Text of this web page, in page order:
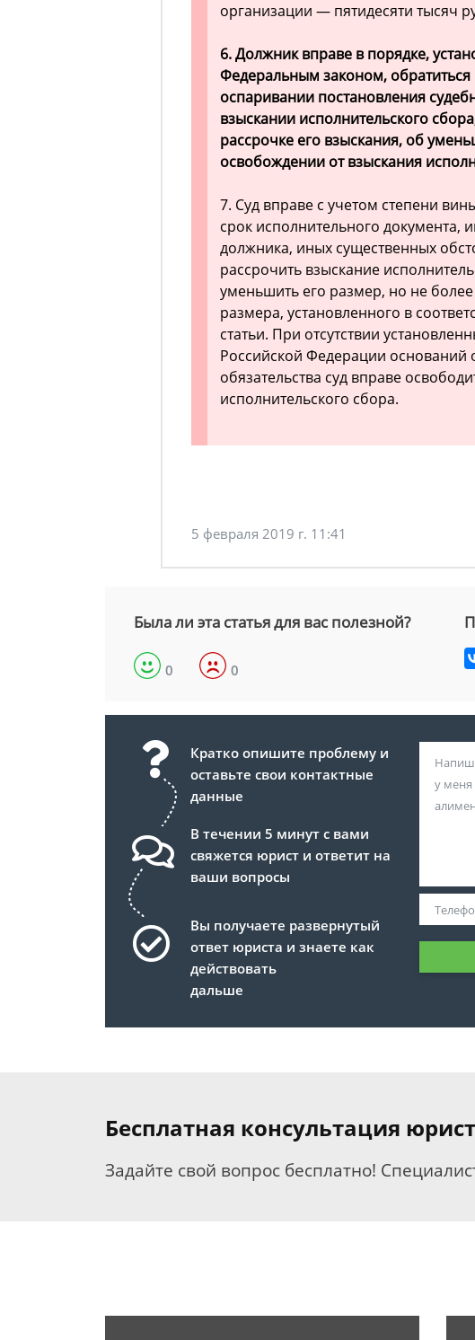
организации — пятидесяти тысяч
6. Должник вправе в порядке,
Федеральным законом, обратиться
оспаривании постановления
взыскании исполнительского
рассрочке его взыскания, об
освобождении от взыскания
7. Суд вправе с учетом степени
срок исполнительного документа,
должника, иных существенных
рассрочить взыскание
уменьшить его размер, но не
размера, установленного в
статьи. При отсутствии
Российской Федерации оснований
обязательства суд вправе
исполнительского сбора.
5 февраля 2019 г. 11:41
Была ли эта статья для вас полезной?
0 0
Кратко опишите проблему и
оставьте свои контактные
данные
В течении 5 минут с вами
свяжется юрист и ответит на
ваши вопросы
Вы получаете развернутый
ответ юриста и знаете как
действовать
дальше
Бесплатная консультация
Задайте свой вопрос бесплатно!